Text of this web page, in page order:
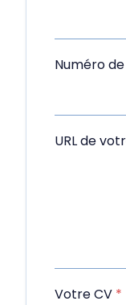
Numéro
URL de
Votre CV *